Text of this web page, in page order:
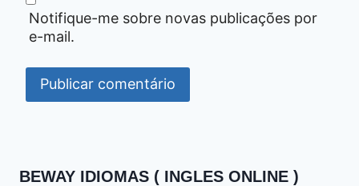
Notifique-me sobre novas publicações por
e-mail.
BEWAY IDIOMAS ( INGLES ONLINE )